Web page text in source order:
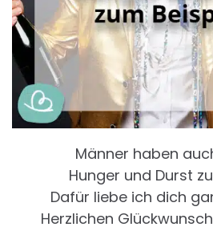
Männer haben
Hunger und Durst
Dafür liebe ich dich
Herzlichen